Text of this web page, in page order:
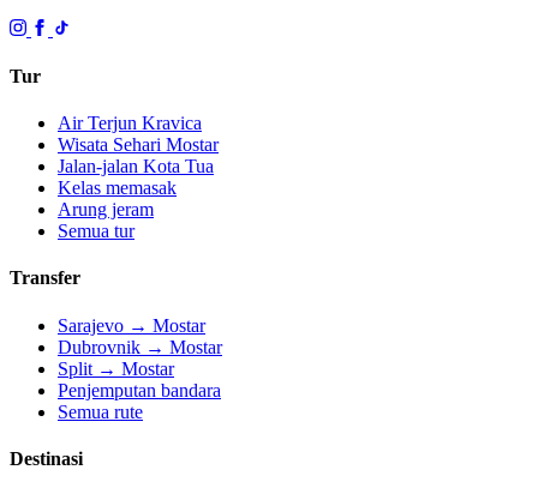
Tur
Air Terjun Kravica
Wisata Sehari Mostar
Jalan-jalan Kota Tua
Kelas memasak
Arung jeram
Semua tur
Transfer
Sarajevo → Mostar
Dubrovnik → Mostar
Split → Mostar
Penjemputan bandara
Semua rute
Destinasi